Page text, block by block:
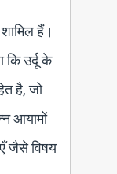
हैं।
उर्दू के
है, जो
आयामों
जैसे विषय